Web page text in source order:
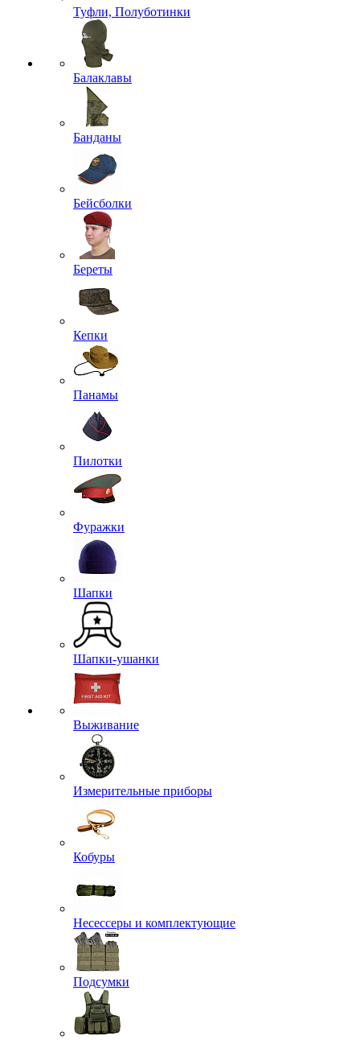
Туфли, Полуботинки
Балаклавы
Банданы
Бейсболки
Береты
Кепки
Панамы
Пилотки
Фуражки
Шапки
Шапки-ушанки
Выживание
Измерительные приборы
Кобуры
Несессеры и комплектующие
Подсумки